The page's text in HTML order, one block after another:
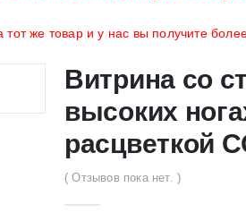
же товар и у нас вы получите
Витрина со
высоких
расцветкой
( Отзывов пока нет. )